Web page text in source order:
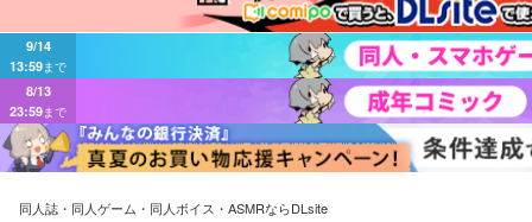
13:59まで
8/13
23:59まで
同人誌・同人ゲーム・同人ボイス・ASMRならDLsite